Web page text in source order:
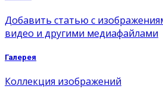
Добавить статью с
видео и другими медиафайлами
Галерея
Коллекция изображений